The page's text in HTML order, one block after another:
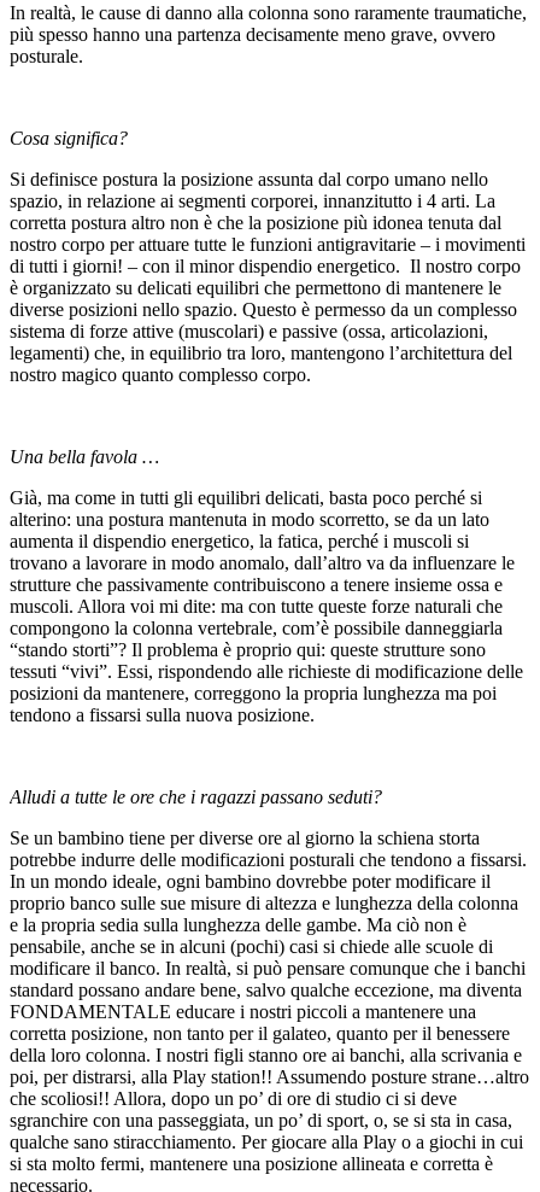
In realtà, le cause di danno alla colonna sono raramente traumatiche,
più spesso hanno una partenza decisamente meno grave, ovvero
posturale.
Cosa significa?
Si definisce postura la posizione assunta dal corpo umano nello
spazio, in relazione ai segmenti corporei, innanzitutto i 4 arti. La
corretta postura altro non è che la posizione più idonea tenuta dal
nostro corpo per attuare tutte le funzioni antigravitarie – i movimenti
di tutti i giorni! – con il minor dispendio energetico. Il nostro corpo
è organizzato su delicati equilibri che permettono di mantenere le
diverse posizioni nello spazio. Questo è permesso da un complesso
sistema di forze attive (muscolari) e passive (ossa, articolazioni,
legamenti) che, in equilibrio tra loro, mantengono l’architettura del
nostro magico quanto complesso corpo.
Una bella favola …
Già, ma come in tutti gli equilibri delicati, basta poco perché si
alterino: una postura mantenuta in modo scorretto, se da un lato
aumenta il dispendio energetico, la fatica, perché i muscoli si
trovano a lavorare in modo anomalo, dall’altro va da influenzare le
strutture che passivamente contribuiscono a tenere insieme ossa e
muscoli. Allora voi mi dite: ma con tutte queste forze naturali che
compongono la colonna vertebrale, com’è possibile danneggiarla
“stando storti”? Il problema è proprio qui: queste strutture sono
tessuti “vivi”. Essi, rispondendo alle richieste di modificazione delle
posizioni da mantenere, correggono la propria lunghezza ma poi
tendono a fissarsi sulla nuova posizione.
Alludi a tutte le ore che i ragazzi passano seduti?
Se un bambino tiene per diverse ore al giorno la schiena storta
potrebbe indurre delle modificazioni posturali che tendono a fissarsi.
In un mondo ideale, ogni bambino dovrebbe poter modificare il
proprio banco sulle sue misure di altezza e lunghezza della colonna
e la propria sedia sulla lunghezza delle gambe. Ma ciò non è
pensabile, anche se in alcuni (pochi) casi si chiede alle scuole di
modificare il banco. In realtà, si può pensare comunque che i banchi
standard possano andare bene, salvo qualche eccezione, ma diventa
FONDAMENTALE educare i nostri piccoli a mantenere una
corretta posizione, non tanto per il galateo, quanto per il benessere
della loro colonna. I nostri figli stanno ore ai banchi, alla scrivania e
poi, per distrarsi, alla Play station!! Assumendo posture strane…altro
che scoliosi!! Allora, dopo un po’ di ore di studio ci si deve
sgranchire con una passeggiata, un po’ di sport, o, se si sta in casa,
qualche sano stiracchiamento. Per giocare alla Play o a giochi in cui
si sta molto fermi, mantenere una posizione allineata e corretta è
necessario.